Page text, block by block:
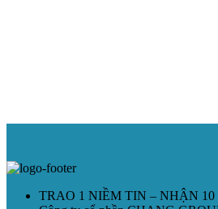
TRAO 1 NIỀM TIN – NHẬN